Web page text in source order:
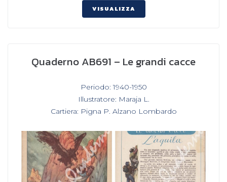
VISUALIZZA
Quaderno AB691 – Le grandi cacce
Periodo: 1940-1950
Illustratore: Maraja L.
Cartiera: Pigna P. Alzano Lombardo